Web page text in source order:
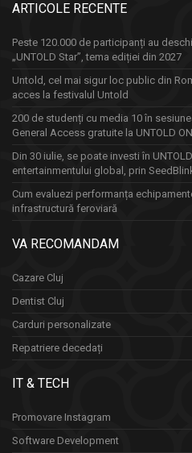
ARTICOLE RECENTE
Peste 120.000 de participanți au
„UNTOLD Star”, tema ediției din 2027
Untold, cel mai sigur loc public din
acces la festivalul Untold
200 de studenți cu media 10 în
General Access gratuite la UNTOLD
Din 30 iulie, se poate investi în
entertainmentului global, prin
Cum evaluezi performanța
infrastructură feroviară
VA RECOMANDAM
Cazare Cluj
Dentist Cluj
Carduri personalizate
Repatriere decedați
IT & TECH
Promovare Instagram
Software Development